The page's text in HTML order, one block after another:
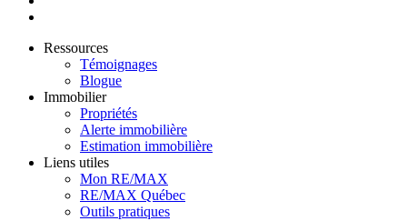
Ressources
Témoignages
Blogue
Immobilier
Propriétés
Alerte immobilière
Estimation immobilière
Liens utiles
Mon RE/MAX
RE/MAX Québec
Outils pratiques